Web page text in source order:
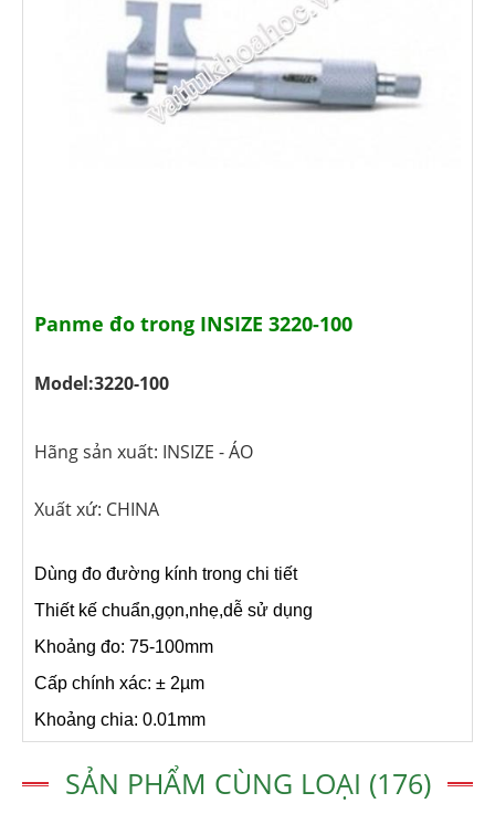
Panme đo trong INSIZE 3220-100
Model:3220-100
Hãng sản xuất: INSIZE - ÁO
Xuất xứ: CHINA
Dùng đo đường kính trong chi tiết
Thiết kế chuẩn,gọn,nhẹ,dễ sử dụng
Khoảng đo: 75-100mm
Cấp chính xác: ± 2µm
Khoảng chia: 0.01mm
SẢN PHẨM CÙNG LOẠI (176)